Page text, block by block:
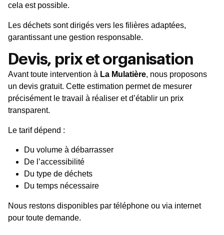
cela est possible.
Les déchets sont dirigés vers les filières adaptées,
garantissant une gestion responsable.
Devis, prix et organisation
Avant toute intervention à La Mulatière, nous proposons
un devis gratuit. Cette estimation permet de mesurer
précisément le travail à réaliser et d’établir un prix
transparent.
Le tarif dépend :
Du volume à débarrasser
De l’accessibilité
Du type de déchets
Du temps nécessaire
Nous restons disponibles par téléphone ou via internet
pour toute demande.